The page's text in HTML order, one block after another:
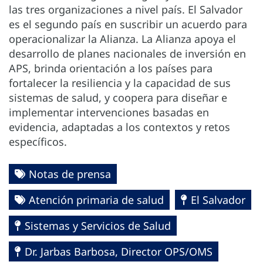
las tres organizaciones a nivel país. El Salvador
es el segundo país en suscribir un acuerdo para
operacionalizar la Alianza. La Alianza apoya el
desarrollo de planes nacionales de inversión en
APS, brinda orientación a los países para
fortalecer la resiliencia y la capacidad de sus
sistemas de salud, y coopera para diseñar e
implementar intervenciones basadas en
evidencia, adaptadas a los contextos y retos
específicos.
Notas de prensa
Atención primaria de salud
El Salvador
Sistemas y Servicios de Salud
Dr. Jarbas Barbosa, Director OPS/OMS